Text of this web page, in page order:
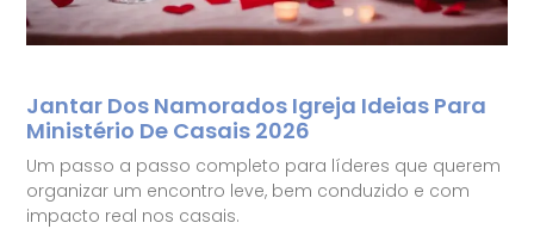
Jantar Dos Namorados Igreja Ideias Para
Ministério De Casais 2026
Um passo a passo completo para líderes que querem
organizar um encontro leve, bem conduzido e com
impacto real nos casais.